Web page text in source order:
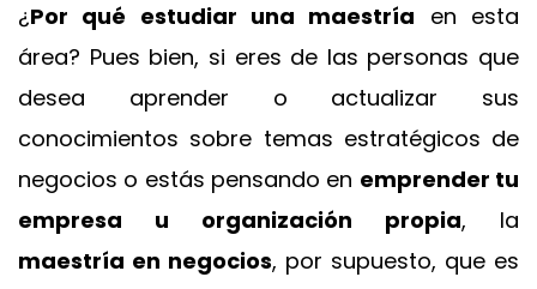
¿Por qué estudiar una maestría en esta
área? Pues bien, si eres de las personas que
desea aprender o actualizar sus
conocimientos sobre temas estratégicos de
negocios o estás pensando en emprender tu
empresa u organización propia, la
maestría en negocios, por supuesto, que es